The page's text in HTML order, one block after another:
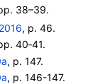
38–39.
, p. 46.
40‐41.
, p. 147.
, p. 146-147.